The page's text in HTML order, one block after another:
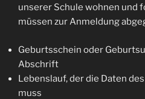
unserer Schule wohnen und
müssen zur Anmeldung
Geburtsschein oder
Abschrift
Lebenslauf, der die Daten
muss